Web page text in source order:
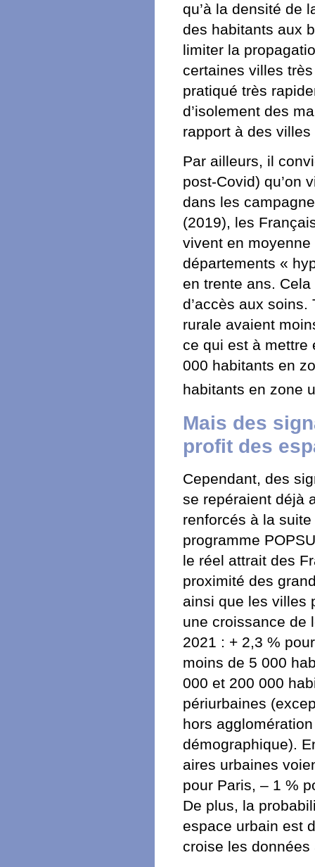
qu’à la densité de
des habitants aux
limiter la
certaines villes
pratiqué très
d’isolement des
rapport à des
Par ailleurs, il
post-Covid) qu’on
dans les
(2019), les
vivent en
départements «
en trente ans.
d’accès aux
rurale avaient
ce qui est à mettre
000 habitants en
habitants en zone
Mais des
profit des
Cependant, des
se repéraient déjà
renforcés à la
programme
le réel attrait des
proximité des
ainsi que les villes
une croissance de
2021 : + 2,3 %
moins de 5 000
000 et 200 000
périurbaines
hors
démographique).
aires urbaines
pour Paris, – 1 %
De plus, la
espace urbain est
croise les